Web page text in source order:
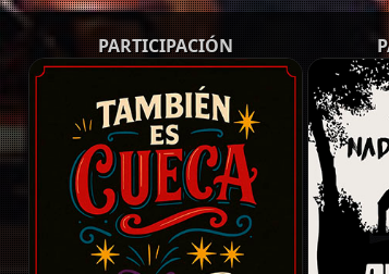
PARTICIPACIÓN